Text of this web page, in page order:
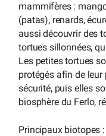
mammifères :
(patas), renards,
aussi découvrir des
tortues sillonnées,
Les petites tortues
protégés afin de leur
sécurité, puis elles
biosphère du Ferlo,
Principaux biotopes